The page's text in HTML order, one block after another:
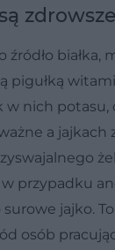
białka,
pigułką
w nich
a
przypadku
jajko.
osób